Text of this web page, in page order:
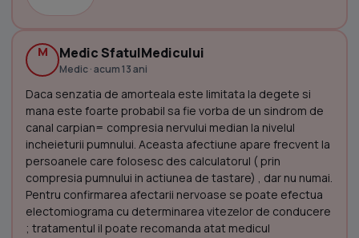
M Medic SfatulMedicului
Medic · acum 13 ani
Daca senzatia de amorteala este limitata la degete si
mana este foarte probabil sa fie vorba de un sindrom de
canal carpian= compresia nervului median la nivelul
incheieturii pumnului. Aceasta afectiune apare frecvent la
persoanele care folosesc des calculatorul ( prin
compresia pumnului in actiunea de tastare) , dar nu numai.
Pentru confirmarea afectarii nervoase se poate efectua
electomiograma cu determinarea vitezelor de conducere
; tratamentul il poate recomanda atat medicul